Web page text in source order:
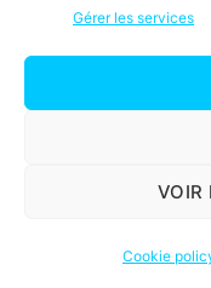
Gérer les services
VOIR
Cookie